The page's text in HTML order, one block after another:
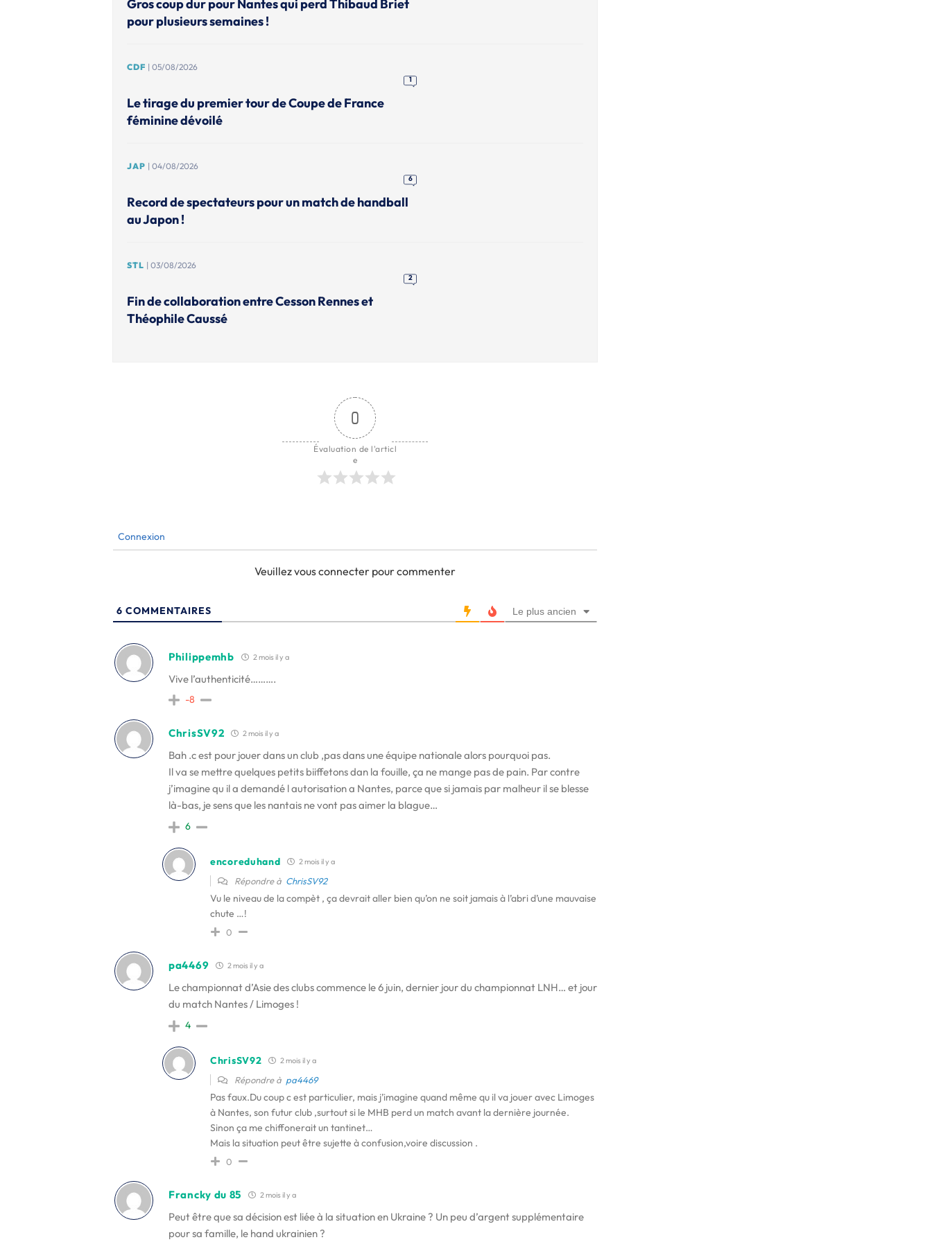
Gros coup dur pour Nantes qui perd Thibaud Briet
pour plusieurs semaines !
CDF | 05/08/2026
1
Le tirage du premier tour de Coupe de France
féminine dévoilé
JAP | 04/08/2026
6
Record de spectateurs pour un match de handball
au Japon !
STL | 03/08/2026
2
Fin de collaboration entre Cesson Rennes et
Théophile Caussé
0
Évaluation de l'articl
e
Connexion
Veuillez vous connecter pour commenter
6 COMMENTAIRES Le plus ancien
Philippemhb 2 mois il y a
Vive l’authenticité……….
-8
ChrisSV92 2 mois il y a
Bah .c est pour jouer dans un club ,pas dans une équipe nationale alors pourquoi pas.
Il va se mettre quelques petits biiffetons dan la fouille, ça ne mange pas de pain. Par contre
j’imagine qu il a demandé l autorisation a Nantes, parce que si jamais par malheur il se blesse
là-bas, je sens que les nantais ne vont pas aimer la blague…
6
encoreduhand 2 mois il y a
Répondre à ChrisSV92
Vu le niveau de la compèt , ça devrait aller bien qu’on ne soit jamais à l’abri d’une mauvaise
chute …!
0
pa4469 2 mois il y a
Le championnat d’Asie des clubs commence le 6 juin, dernier jour du championnat LNH… et jour
du match Nantes / Limoges !
4
ChrisSV92 2 mois il y a
Répondre à pa4469
Pas faux.Du coup c est particulier, mais j’imagine quand même qu il va jouer avec Limoges
à Nantes, son futur club ,surtout si le MHB perd un match avant la dernière journée.
Sinon ça me chiffonerait un tantinet…
Mais la situation peut être sujette à confusion,voire discussion .
0
Francky du 85 2 mois il y a
Peut être que sa décision est liée à la situation en Ukraine ? Un peu d’argent supplémentaire
pour sa famille, le hand ukrainien ?